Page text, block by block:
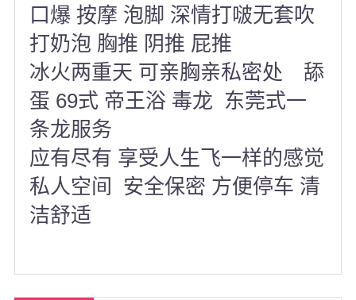
口爆 按摩 泡脚 深情打啵无套吹
打奶泡 胸推 阴推 屁推
冰火两重天 可亲胸亲私密处 舔
蛋 69式 帝王浴 毒龙 东莞式一
条龙服务
应有尽有 享受人生飞一样的感觉
私人空间 安全保密 方便停车 清
洁舒适